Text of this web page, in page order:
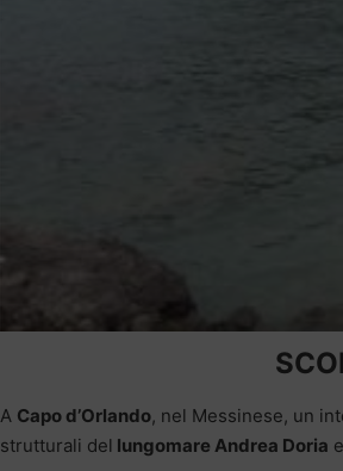
A Capo d’Orlando, nel Messinese, un
strutturali del lungomare Andrea Doria